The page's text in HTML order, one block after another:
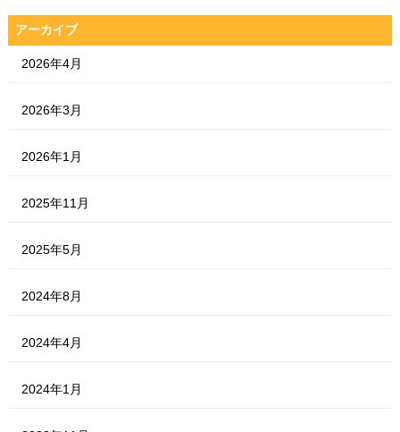
アーカイブ
2026年4月
2026年3月
2026年1月
2025年11月
2025年5月
2024年8月
2024年4月
2024年1月